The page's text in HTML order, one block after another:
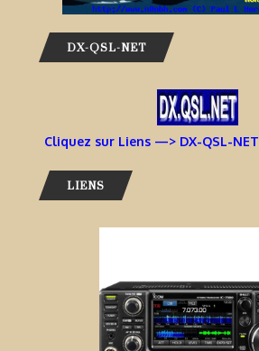
DX-QSL-NET
Cliquez sur Liens —> DX-QSL-NET
LIENS